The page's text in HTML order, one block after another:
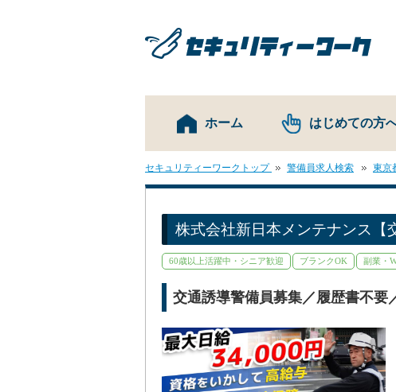
ホーム はじめての方
セキュリティーワークトップ 警備員求人検索 東京
株式会社新日本メンテナンス【
60歳以上活躍中・シニア歓迎 ブランクOK 副業・
交通誘導警備員募集／履歴書不要